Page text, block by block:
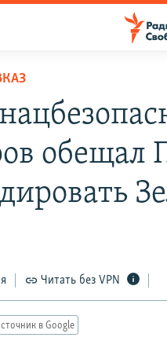
обещал
Читать без VPN
в Google